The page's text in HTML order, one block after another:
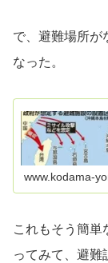
で、避難場所が
なった。
www.kodama-
これもそう簡単
ってみて、避難